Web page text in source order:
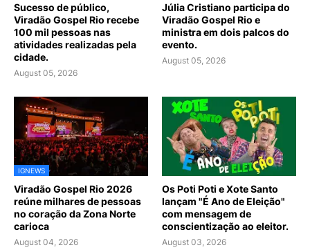
Sucesso de público,
Viradão Gospel Rio recebe
100 mil pessoas nas
atividades realizadas pela
cidade.
August 05, 2026
Júlia Cristiano participa do
Viradão Gospel Rio e
ministra em dois palcos do
evento.
August 05, 2026
IGNEWS
Viradão Gospel Rio 2026
reúne milhares de pessoas
no coração da Zona Norte
carioca
August 04, 2026
Os Poti Poti e Xote Santo
lançam "É Ano de Eleição"
com mensagem de
conscientização ao eleitor.
August 03, 2026